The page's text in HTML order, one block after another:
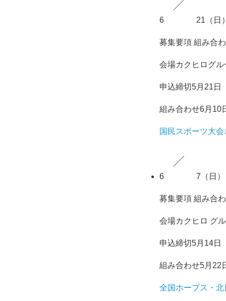
6 21 （日
募集要項 組み合
会場カクヒログ
申込締切5月21日
組み合わせ6月10
国民スポーツ大
6 7 （日）
募集要項 組み合
会場カクヒロ グ
申込締切5月14日
組み合わせ5月22
全国ホープス・